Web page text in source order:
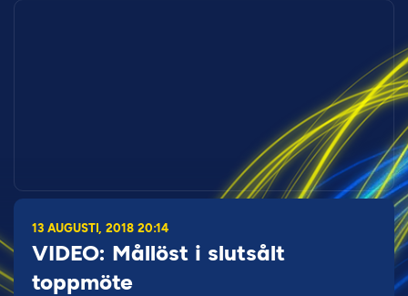
13 AUGUSTI, 2018 20:14
VIDEO: Mållöst i slutsålt
toppmöte